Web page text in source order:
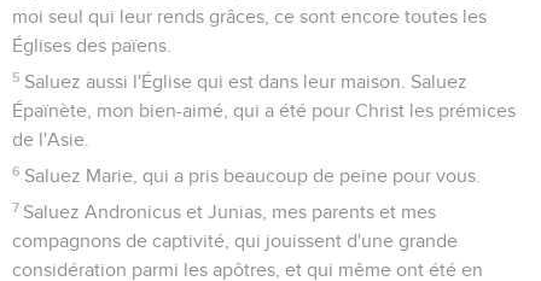
moi seul qui leur rends grâces, ce sont encore toutes les
Églises des païens.
5 Saluez aussi l'Église qui est dans leur maison. Saluez
Épaïnète, mon bien-aimé, qui a été pour Christ les prémices
de l'Asie.
6 Saluez Marie, qui a pris beaucoup de peine pour vous.
7 Saluez Andronicus et Junias, mes parents et mes
compagnons de captivité, qui jouissent d'une grande
considération parmi les apôtres, et qui même ont été en